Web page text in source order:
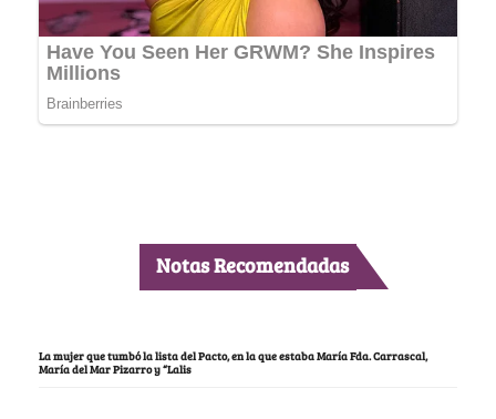
Notas Recomendadas
La mujer que tumbó la lista del Pacto, en la que estaba María Fda. Carrascal,
María del Mar Pizarro y “Lalis